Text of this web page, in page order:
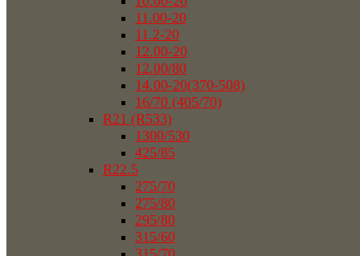
11.00-20
11.2-20
12.00-20
12.00/80
14.00-20(370-508)
16/70 (405/70)
R21 (R533)
1300/530
425/85
R22.5
275/70
275/80
295/80
315/60